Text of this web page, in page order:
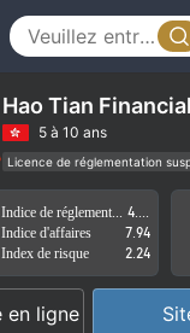
Hao Tian Financial
5 à 10 ans
Licence de réglementation
Région d'affaires suspectée
Indice d'affaires
7.94
Index de risque
2.24
en ligne